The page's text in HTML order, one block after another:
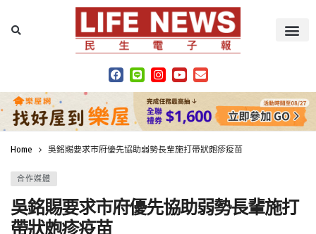
Home 吳銘賜要求市府優先協助弱勢長輩施打帶狀皰疹疫苗
合作媒體
吳銘賜要求市府優先協助弱勢長輩施打
帶狀皰疹疫苗